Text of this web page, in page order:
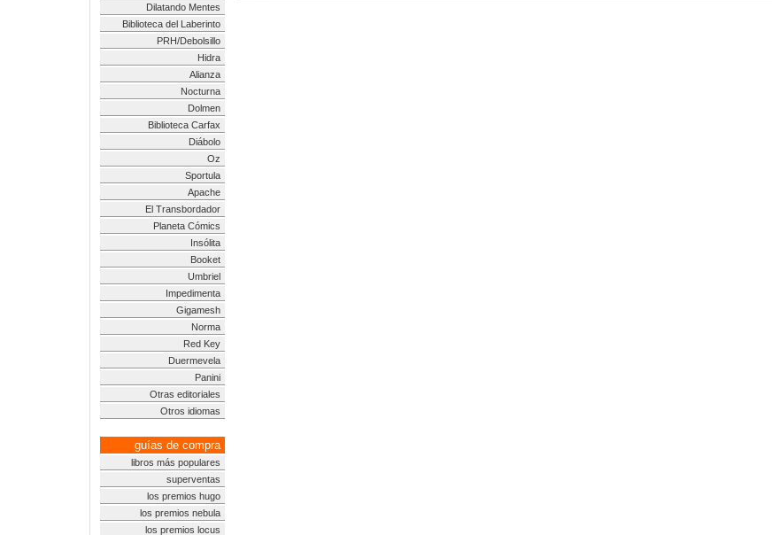
Dilatando Mentes
Biblioteca del Laberinto
PRH/Debolsillo
Hidra
Alianza
Nocturna
Dolmen
Biblioteca Carfax
Diábolo
Oz
Sportula
Apache
El Transbordador
Planeta Cómics
Insólita
Booket
Umbriel
Impedimenta
Gigamesh
Norma
Red Key
Duermevela
Panini
Otras editoriales
Otros idiomas
guías de compra
libros más populares
superventas
los premios hugo
los premios nebula
los premios locus